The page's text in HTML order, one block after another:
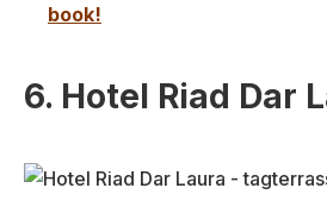
book!
6. Hotel Riad Dar